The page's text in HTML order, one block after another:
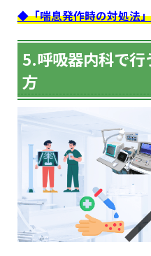
◆「喘息発作時の対処法
5.呼吸器内科で行
方